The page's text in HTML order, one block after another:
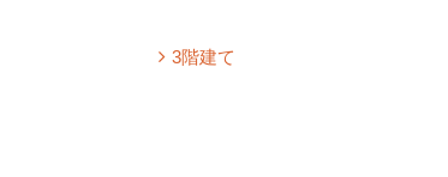
3階建て